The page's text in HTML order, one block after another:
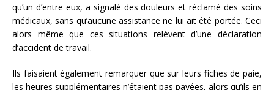
qu’un d’entre eux, a signalé des douleurs et réclamé des soins
médicaux, sans qu’aucune assistance ne lui ait été portée. Ceci
alors même que ces situations relèvent d’une déclaration
d’accident de travail.
Ils faisaient également remarquer que sur leurs fiches de paie,
les heures supplémentaires n’étaient pas payées, alors qu’ils en